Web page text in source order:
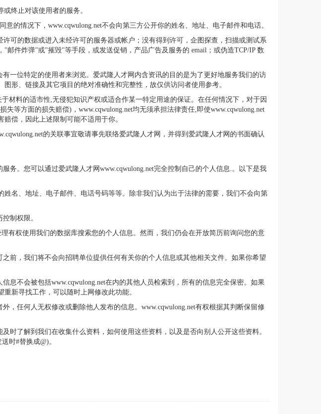
终止对该使用者的服务。
的情况下，www.cqwulong.net不会向第三方公开你的姓名、地址、电子邮件和电话。
可的数据或进入未经许可的服务器或帐户；没有得到许可，企图探查，扫描或测试系
件炸弹"或"摧毁"等手段，或发送促销，产品广告及服务的 email；或伪造TCP/IP 数
一位特定的使用者来浏览。爱武隆人才网内含资讯的目的是为了更好地服务我们的访
形、链接及其它项目的绝对准确性和完整性，故仅供访问者使用参考。
材料的适市性,无侵犯知识产权或适合作某一特定用途的保证。在任何情况下，对于因
等方面的损失赔偿)，www.cqwulong.net均无须承担法律责任,即使www.cqwulong.net
偿，因此上述限制可能不适用于你。
的关联事宜敬请事先联络爱武隆人才网，并得到爱武隆人才网的书面确认
务。您可以通过爱武隆人才网www.cqwulong.net完全控制自己的个人信息.。以下是我
名、地址、电子邮件、电话号码等等。除非我们认为出于法律的需要，我们不会向第
制权限。
有权使用我们的数据库搜索您的个人信息。然而，我们仍会在开放简历前询问您的意
前，我们将不会向招聘单位提供任何有关你的个人信息或其他相关文件。如果你希望
息不会被包括www.cqwulong.net在内的其他人员检索到，所有的信息完全保密。如果
新寻找工作，可以随时上网修改此功能。
，任何人无权修改或删除他人发布的信息。www.cqwulong.net有权根据其判断保留修
时了解到我们在收集什么资料，如何使用这些资料，以及是否向别人公开这些资料。
时#替换成@)。